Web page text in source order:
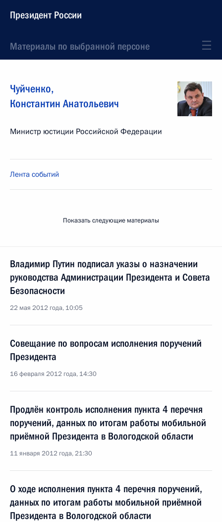
Президент России
Материалы по выбранной персоне
Чуйченко,
Константин Анатольевич
Министр юстиции Российской Федерации
Лента событий
Показать следующие материалы
Владимир Путин подписал указы о назначении
руководства Администрации Президента и Совета
Безопасности
22 мая 2012 года, 10:05
Совещание по вопросам исполнения поручений
Президента
16 февраля 2012 года, 14:30
Продлён контроль исполнения пункта 4 перечня
поручений, данных по итогам работы мобильной
приёмной Президента в Вологодской области
11 января 2012 года, 21:30
О ходе исполнения пункта 4 перечня поручений,
данных по итогам работы мобильной приёмной
Президента в Вологодской области